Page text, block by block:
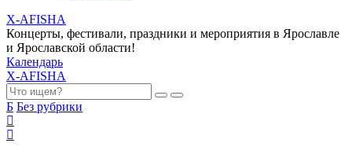
X-AFISHA
Концерты, фестивали, праздники и мероприятия в Ярославле
и Ярославской области!
Календарь
X-AFISHA
Б Без рубрики